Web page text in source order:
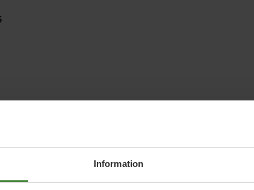
Information
2012/12/07/staten-och-